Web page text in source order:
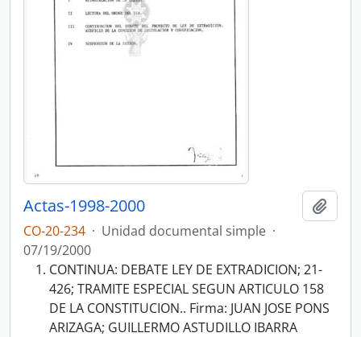
Actas-1998-2000
CO-20-234 · Unidad documental simple ·
07/19/2000
CONTINUA: DEBATE LEY DE EXTRADICION; 21-
426; TRAMITE ESPECIAL SEGUN ARTICULO 158
DE LA CONSTITUCION.. Firma: JUAN JOSE PONS
ARIZAGA; GUILLERMO ASTUDILLO IBARRA